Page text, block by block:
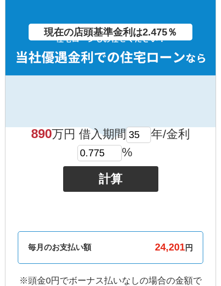
現在の店頭基準金利は2.475％
890万円 借入期間
年/金利
%
計算
毎月のお支払い額 円
※頭金0円でボーナス払いなしの場合の金額で